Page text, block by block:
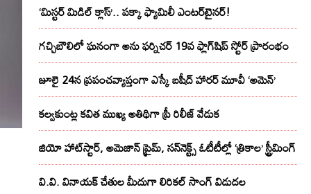
‘మిస్టర్ మిడిల్ క్లాస్’.. పక్కా ఫ్యామిలీ ఎంటర్‌టైనర్!
గచ్చిబౌలిలో ఘనంగా అను ఫర్నిచర్ 19వ ఫ్లాగ్‌షిప్ స్టోర్ ప్రారంభం
జూలై 24న ప్రపంచవ్యాప్తంగా ఎస్కే బషీద్‌ హారర్ మూవీ ‘అమెన్’
కల్వకుంట్ల కవిత ముఖ్య అతిథిగా ప్రీ రిలీజ్ వేడుక
జియో హాట్‌స్టార్, అమెజాన్ ప్రైమ్, సన్‌నెక్ట్స్ ఓటీటీల్లో ‘త్రికాల’ స్ట్రీమింగ్
వి.వి. వినాయక్ చేతుల మీదుగా లిరికల్ సాంగ్ విడుదల